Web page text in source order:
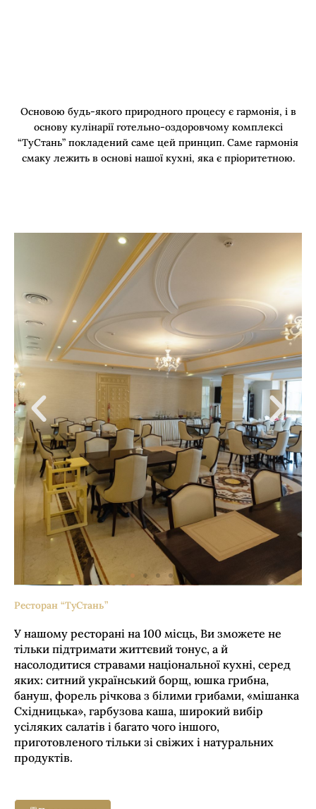
Основою будь-якого природного процесу є гармонія, і в
основу кулінарії готельно-оздоровчому комплексі
“ТуСтань” покладений саме цей принцип. Саме гармонія
смаку лежить в основі нашої кухні, яка є пріоритетною.
Ресторан “ТуСтань”
У нашому ресторані на 100 місць, Ви зможете не
тільки підтримати життєвий тонус, а й
насолодитися стравами національної кухні, серед
яких: ситний український борщ, юшка грибна,
бануш, форель річкова з білими грибами, «мішанка
Східницька», гарбузова каша, широкий вибір
усіляких салатів і багато чого іншого,
приготовленого тільки зі свіжих і натуральних
продуктів.